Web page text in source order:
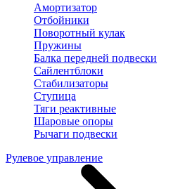
Амортизатор
Отбойники
Поворотный кулак
Пружины
Балка передней подвески
Сайлентблоки
Стабилизаторы
Ступица
Тяги реактивные
Шаровые опоры
Рычаги подвески
Рулевое управление